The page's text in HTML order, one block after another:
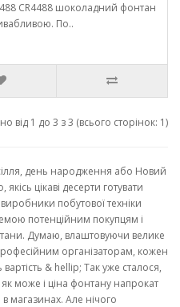
CR4488 шоколадний фонтан
По..
від 1 до 3 з 3 (всього сторінок: 1)
день народження або Новий
цікаві десерти готувати
побутової техніки
потенційним покупцям і
Думаю, влаштовуючи велике
організаторам, кожен
& hellip; Так уже сталося,
може і ціна фонтану напрокат
магазинах. Але нічого